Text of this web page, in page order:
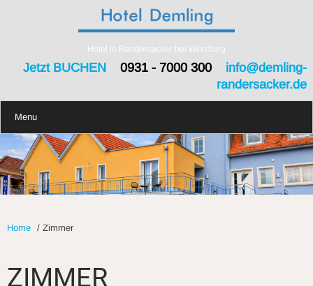
Hotel in Randersacker bei Würzburg
Jetzt BUCHEN0931 - 7000 300 info@demling-
randersacker.de
Menu
Home / Zimmer
ZIMMER